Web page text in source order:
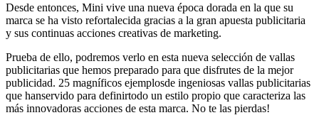
Desde entonces, Mini vive una nueva época dorada en la que su
marca se ha visto refortalecida gracias a la gran apuesta publicitaria
y sus continuas acciones creativas de marketing.
Prueba de ello, podremos verlo en esta nueva selección de vallas
publicitarias que hemos preparado para que disfrutes de la mejor
publicidad. 25 magníficos ejemplosde ingeniosas vallas publicitarias
que hanservido para definirtodo un estilo propio que caracteriza las
más innovadoras acciones de esta marca. No te las pierdas!